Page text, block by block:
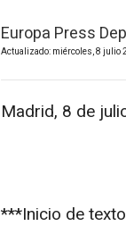
Europa Press
Actualizado: miércoles, 8 julio
Madrid, 8 de
***Inicio de